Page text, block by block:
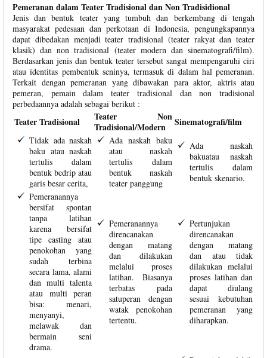
Pemeranan dalam Teater Tradisional dan Non Tradisidional
Jenis dan bentuk teater yang tumbuh dan berkembang di tengah
masyarakat pedesaan dan perkotaan di Indonesia, pengungkapannya
dapat dibedakan menjadi teater tradisional (teater rakyat dan teater
klasik) dan non tradisional (teater modern dan sinematografi/film).
Berdasarkan jenis dan bentuk teater tersebut sangat mempengaruhi ciri
atau identitas pembentuk seninya, termasuk di dalam hal pemeranan.
Terkait dengan pemeranan yang dibawakan para aktor, aktris atau
pemeran, pemain dalam teater tradisional dan non tradisional
perbedaannya adalah sebagai berikut :
Teater Tradisional
Teater Non
Tradisional/Modern
Sinematografi/film
Tidak ada naskah
baku atau naskah
tertulis dalam
bentuk bedrip atau
garis besar cerita,
Ada naskah baku
atau naskah
tertulis dalam
bentuk naskah
teater panggung
Ada naskah
bakuatau naskah
tertulis dalam
bentuk skenario.
Pemeranannya
bersifat spontan
tanpa latihan
karena bersifat
tipe casting atau
penokohan yang
sudah terbina
secara lama, alami
dan multi talenta
atau multi peran
bisa: menari,
menyanyi,
melawak dan
bermain seni
drama.
Pemeranannya
direncanakan
dengan matang
dan dilakukan
melalui proses
latihan. Biasanya
terbatas pada
satuperan dengan
watak penokohan
tertentu.
Pertunjukan
direncanakan
dengan matang
dan atau tidak
dilakukan melalui
proses latihan dan
dapat diulang
sesuai kebutuhan
pemeranan yang
diharapkan.